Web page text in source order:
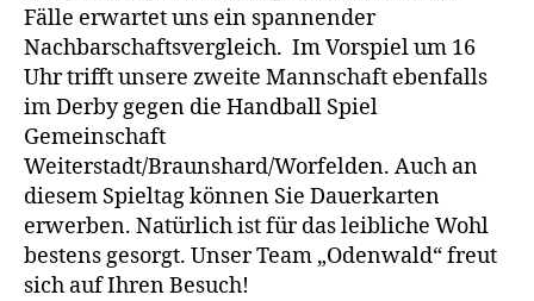
Fälle erwartet uns ein spannender
Nachbarschaftsvergleich. Im Vorspiel um 16
Uhr trifft unsere zweite Mannschaft ebenfalls
im Derby gegen die Handball Spiel
Gemeinschaft
Weiterstadt/Braunshard/Worfelden. Auch an
diesem Spieltag können Sie Dauerkarten
erwerben. Natürlich ist für das leibliche Wohl
bestens gesorgt. Unser Team „Odenwald“ freut
sich auf Ihren Besuch!